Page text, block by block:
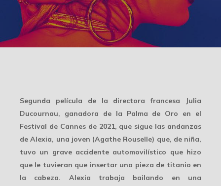
Segunda película de la directora francesa Julia
Ducournau, ganadora de la Palma de Oro en el
Festival de Cannes de 2021, que sigue las andanzas
de Alexia, una joven (Agathe Rouselle) que, de niña,
tuvo un grave accidente automovilístico que hizo
que le tuvieran que insertar una pieza de titanio en
la cabeza. Alexia trabaja bailando en una